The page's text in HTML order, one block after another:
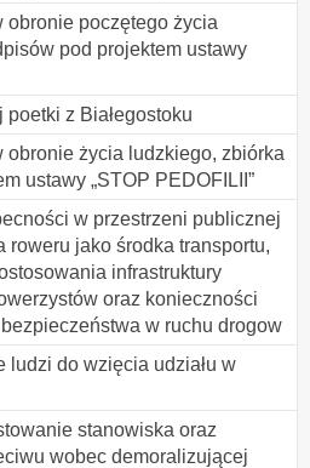
obronie poczętego życia
pod projektem ustawy
poetki z Białegostoku
obronie życia ludzkiego, zbiórka
ustawy „STOP PEDOFILII”
w przestrzeni publicznej
roweru jako środka transportu,
infrastruktury
oraz konieczności
w ruchu drogow
ludzi do wzięcia udziału w
stanowiska oraz
wobec demoralizującej